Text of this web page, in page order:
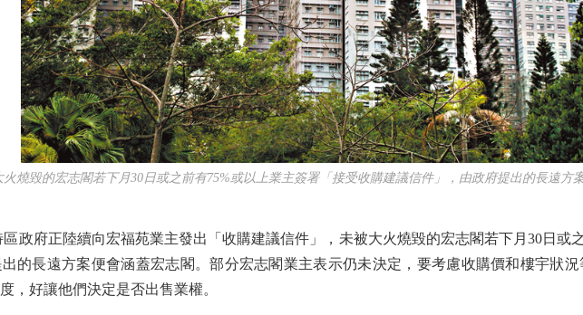
火燒毀的宏志閣若下月30日或之前有75%或以上業主簽署「接受收購建議信件」，由政府提出的長遠方
府正陸續向宏福苑業主發出「收購建議信件」，未被大火燒毀的宏志閣若下月30日或
的長遠方案便會涵蓋宏志閣。部分宏志閣業主表示仍未決定，要考慮收購價和樓宇狀
，好讓他們決定是否出售業權。